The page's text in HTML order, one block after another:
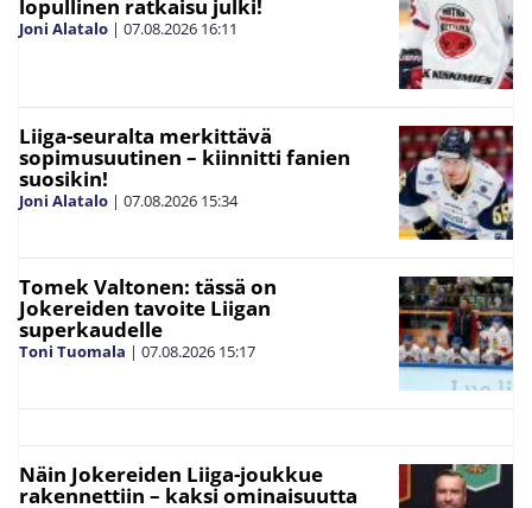
lopullinen ratkaisu julki!
Joni Alatalo | 07.08.2026 16:11
Liiga-seuralta merkittävä
sopimusuutinen – kiinnitti fanien
suosikin!
Joni Alatalo | 07.08.2026 15:34
Tomek Valtonen: tässä on
Jokereiden tavoite Liigan
superkaudelle
Toni Tuomala | 07.08.2026 15:17
Näin Jokereiden Liiga-joukkue
rakennettiin – kaksi ominaisuutta